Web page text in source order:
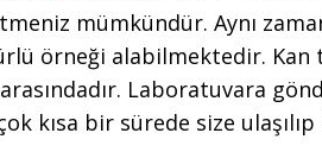
mümkündür. Aynı
örneği alabilmektedir.
Laboratuvara
kısa bir sürede size